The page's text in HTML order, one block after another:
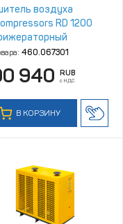
воздуха
RD 1200
460.067301
940 RUB
с НДС
В КОРЗИНУ